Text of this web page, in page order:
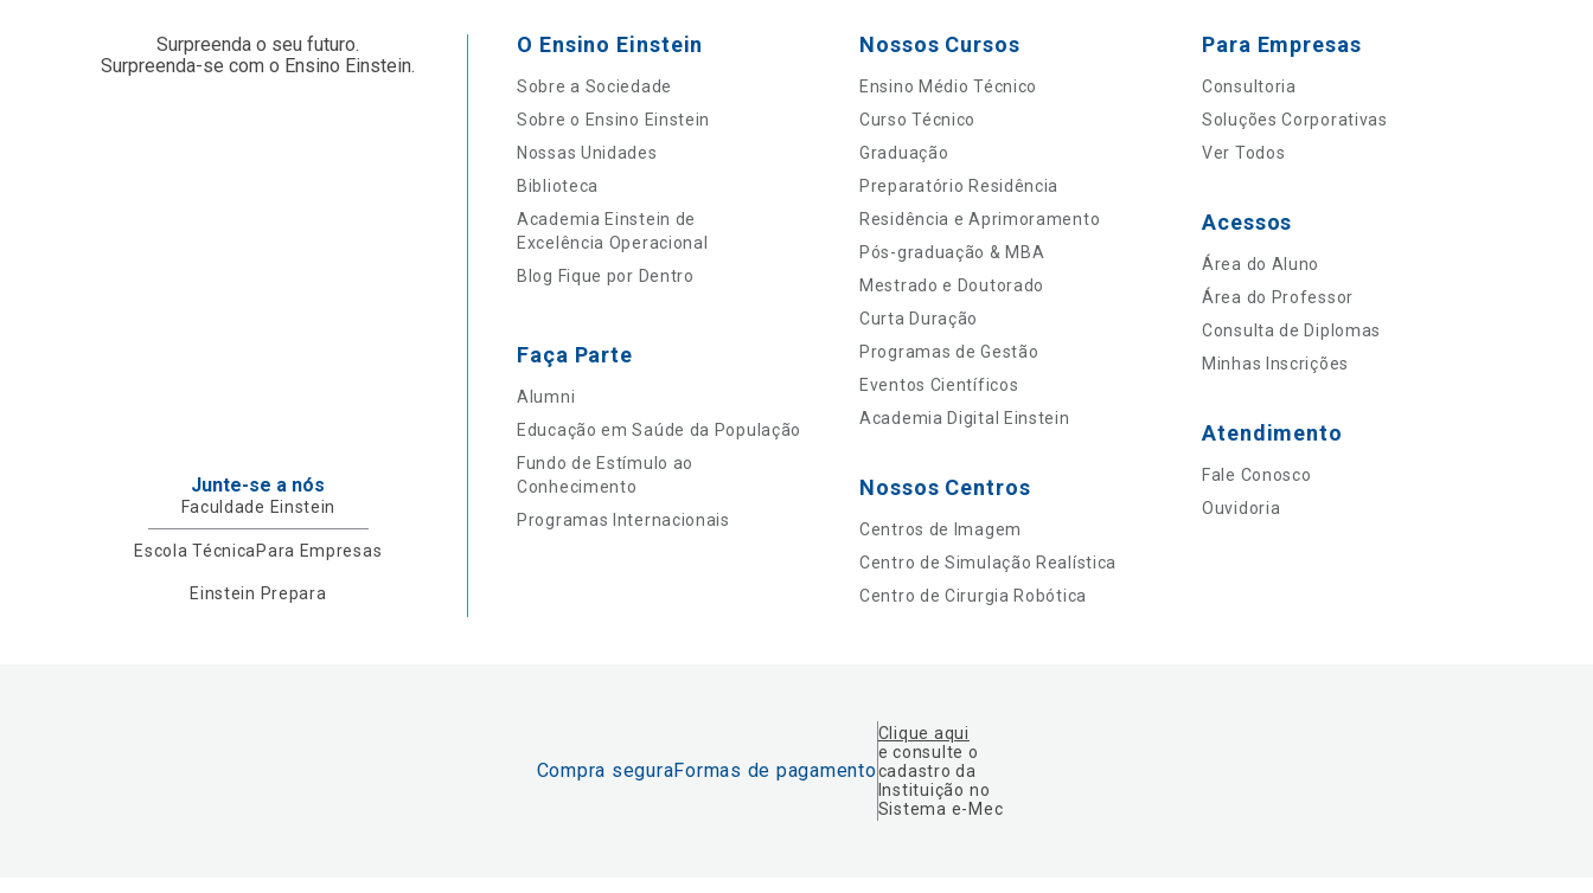
Surpreenda o seu futuro.
Surpreenda-se com o Ensino Einstein.
Junte-se a nós
Faculdade Einstein
Escola Técnica Para Empresas
Einstein Prepara
O Ensino Einstein
Sobre a Sociedade
Sobre o Ensino Einstein
Nossas Unidades
Biblioteca
Academia Einstein de
Excelência Operacional
Blog Fique por Dentro
Faça Parte
Alumni
Educação em Saúde da População
Fundo de Estímulo ao
Conhecimento
Programas Internacionais
Nossos Cursos
Ensino Médio Técnico
Curso Técnico
Graduação
Preparatório Residência
Residência e Aprimoramento
Pós-graduação & MBA
Mestrado e Doutorado
Curta Duração
Programas de Gestão
Eventos Científicos
Academia Digital Einstein
Nossos Centros
Centros de Imagem
Centro de Simulação Realística
Centro de Cirurgia Robótica
Para Empresas
Consultoria
Soluções Corporativas
Ver Todos
Acessos
Área do Aluno
Área do Professor
Consulta de Diplomas
Minhas Inscrições
Atendimento
Fale Conosco
Ouvidoria
Compra seguraFormas de pagamento
Clique aqui
e consulte o
cadastro da
Instituição no
Sistema e-Mec